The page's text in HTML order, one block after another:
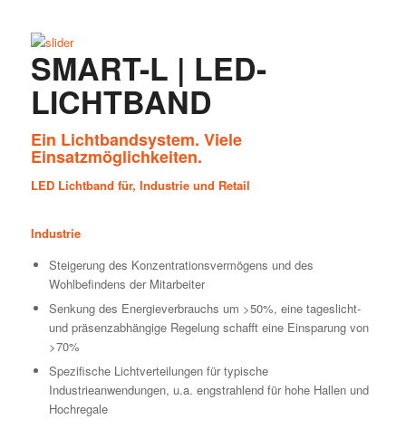
SMART-L | LED-
LICHTBAND
Ein Lichtbandsystem. Viele
Einsatzmöglichkeiten.
LED Lichtband für, Industrie und Retail
Industrie
Steigerung des Konzentrationsvermögens und des
Wohlbefindens der Mitarbeiter
Senkung des Energieverbrauchs um >50%, eine tageslicht-
und präsenzabhängige Regelung schafft eine Einsparung von
>70%
Spezifische Lichtverteilungen für typische
Industrieanwendungen, u.a. engstrahlend für hohe Hallen und
Hochregale